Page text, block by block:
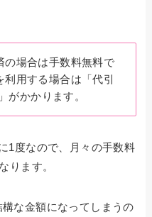
の場合は手数料無料で
用する場合は「代引
がかかります。
1度なので、月々の手数料
ります。
な金額になってしまうの